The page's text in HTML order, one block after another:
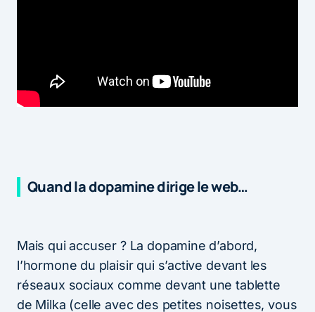
Quand la dopamine dirige le web…
Mais qui accuser ? La dopamine d’abord,
l’hormone du plaisir qui s’active devant les
réseaux sociaux comme devant une tablette
de Milka (celle avec des petites noisettes, vous